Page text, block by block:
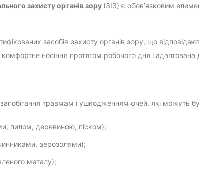
захисту органів зору (ЗІЗ) є обов’язковим
засобів захисту органів зору, що
носіння протягом робочого дня і адаптована
травмам і ушкодженням очей, які можуть
пилом, деревиною, піском);
аерозолями);
металу);